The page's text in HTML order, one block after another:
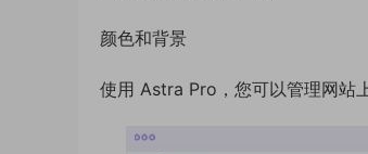
颜色和背景
使用 Astra Pro，您可以管理网站